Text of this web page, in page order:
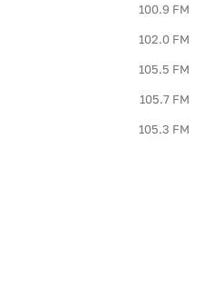
100.9 FM
102.0 FM
105.5 FM
105.7 FM
105.3 FM